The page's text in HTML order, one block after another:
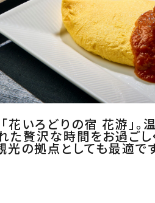
花いろどりの宿 花游」。
た贅沢な時間をお過ご
光の拠点としても最適です